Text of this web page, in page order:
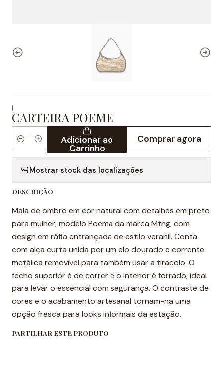
|
CARTEIRA POEME
Quantidade Adicionar ao
Carrinho
Comprar agora
Mostrar stock das localizações
DESCRIÇÃO
Mala de ombro em cor natural com detalhes em preto
para mulher, modelo Poema da marca Mtng, com
design em ráfia entrançada de estilo veranil. Conta
com alça curta unida por um elo dourado e corrente
metálica removível para também usar a tiracolo. O
fecho superior é de correr e o interior é forrado, ideal
para levar o essencial com segurança. O contraste de
cores e o acabamento artesanal tornam-na uma
opção fresca para looks informais da estação.
PARTILHAR ESTE PRODUTO